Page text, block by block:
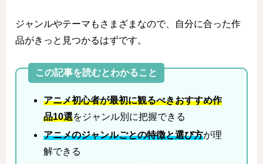
ジャンルやテーマもさまざまなので、自分に合った作
品がきっと見つかるはずです。
この記事を読むとわかること
アニメ初心者が最初に観るべきおすすめ作
品10選をジャンル別に把握できる
アニメのジャンルごとの特徴と選び方が理
解できる